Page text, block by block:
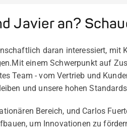
Javier an?
daran interessiert, mit
Mit einem Schwerpunkt auf
Team - vom Vertrieb und
und unsere hohen
Bereich, und Carlos
um Innovationen zu